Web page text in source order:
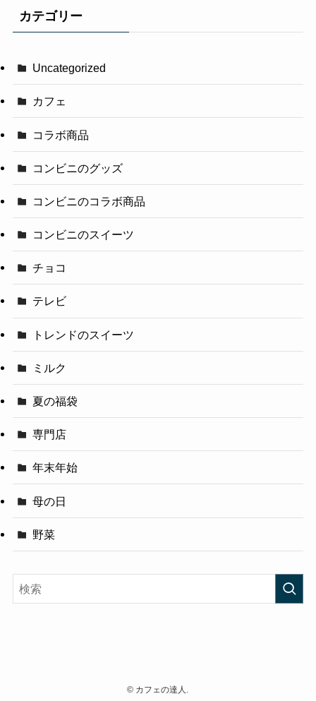
カテゴリー
Uncategorized
カフェ
コラボ商品
コンビニのグッズ
コンビニのコラボ商品
コンビニのスイーツ
チョコ
テレビ
トレンドのスイーツ
ミルク
夏の福袋
専門店
年末年始
母の日
野菜
© カフェの達人.